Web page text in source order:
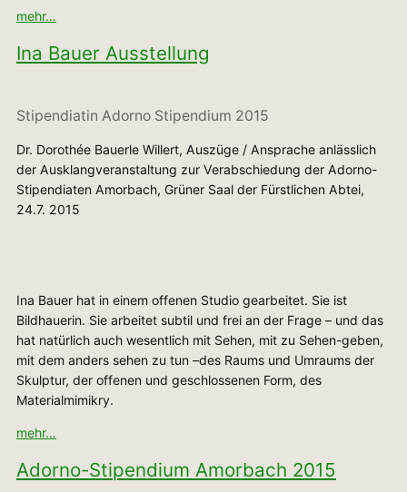
mehr…
Ina Bauer Ausstellung
Stipendiatin Adorno Stipendium 2015
Dr. Dorothée Bauerle Willert, Auszüge / Ansprache anlässlich
der Ausklangveranstaltung zur Verabschiedung der Adorno-
Stipendiaten Amorbach, Grüner Saal der Fürstlichen Abtei,
24.7. 2015
Ina Bauer hat in einem offenen Studio gearbeitet. Sie ist
Bildhauerin. Sie arbeitet subtil und frei an der Frage – und das
hat natürlich auch wesentlich mit Sehen, mit zu Sehen-geben,
mit dem anders sehen zu tun –des Raums und Umraums der
Skulptur, der offenen und geschlossenen Form, des
Materialmimikry.
mehr…
Adorno-Stipendium Amorbach 2015